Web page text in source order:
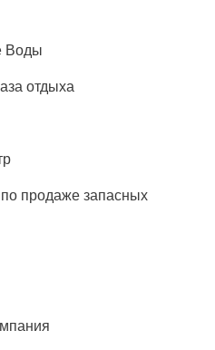
Воды
отдыха
продаже запасных